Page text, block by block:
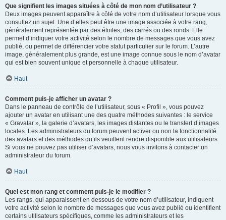
Que signifient les images situées à côté de mon nom d’utilisateur ?
Deux images peuvent apparaître à côté de votre nom d’utilisateur lorsque vous
consultez un sujet. Une d’elles peut être une image associée à votre rang,
généralement représentée par des étoiles, des carrés ou des ronds. Elle
permet d’indiquer votre activité selon le nombre de messages que vous avez
publié, ou permet de différencier votre statut particulier sur le forum. L’autre
image, généralement plus grande, est une image connue sous le nom d’avatar
qui est bien souvent unique et personnelle à chaque utilisateur.
Haut
Comment puis-je afficher un avatar ?
Dans le panneau de contrôle de l’utilisateur, sous « Profil », vous pouvez
ajouter un avatar en utilisant une des quatre méthodes suivantes : le service
« Gravatar », la galerie d’avatars, les images distantes ou le transfert d’images
locales. Les administrateurs du forum peuvent activer ou non la fonctionnalité
des avatars et des méthodes qu’ils veuillent rendre disponible aux utilisateurs.
Si vous ne pouvez pas utiliser d’avatars, nous vous invitons à contacter un
administrateur du forum.
Haut
Quel est mon rang et comment puis-je le modifier ?
Les rangs, qui apparaissent en dessous de votre nom d’utilisateur, indiquent
votre activité selon le nombre de messages que vous avez publié ou identifient
certains utilisateurs spécifiques, comme les administrateurs et les